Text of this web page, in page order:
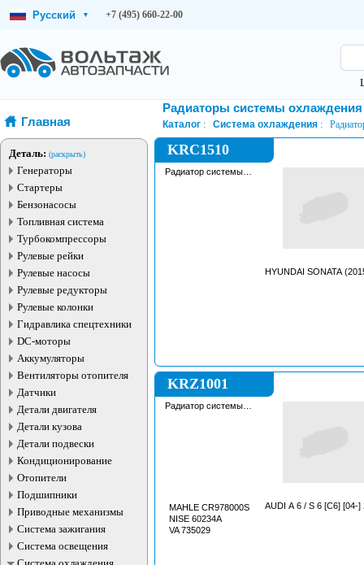
Русский ▾ +7 (495) 660-22-00
Главная
Деталь: (раскрыть)
Генераторы
Стартеры
Бензонасосы
Топливная система
Турбокомпрессоры
Рулевые рейки
Рулевые насосы
Рулевые редукторы
Рулевые колонки
Гидравлика спецтехники
DC-моторы
Аккумуляторы
Вентиляторы отопителя
Датчики
Детали двигателя
Детали кузова
Детали подвески
Кондиционирование
Отопители
Подшипники
Приводные механизмы
Система зажигания
Система освещения
Радиаторы системы охлаждения
Каталог Система охлаждения
KRC1510
Радиатор системы
HYUNDAI SONATA
KRZ1001
Радиатор системы
MAHLE CR978000S
NISE 60234A
VA 735029
AUDI A 6 / S 6 [C6] [04-]